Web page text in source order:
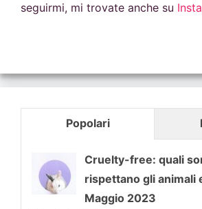
seguirmi, mi trovate anche su
Popolari
Cruelty-free: quali
rispettano gli animali
Maggio 2023